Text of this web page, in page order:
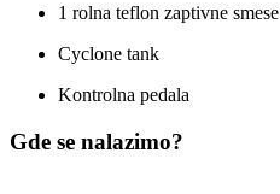
1 rolna teflon zaptivne smese
Cyclone tank
Kontrolna pedala
Gde se nalazimo?